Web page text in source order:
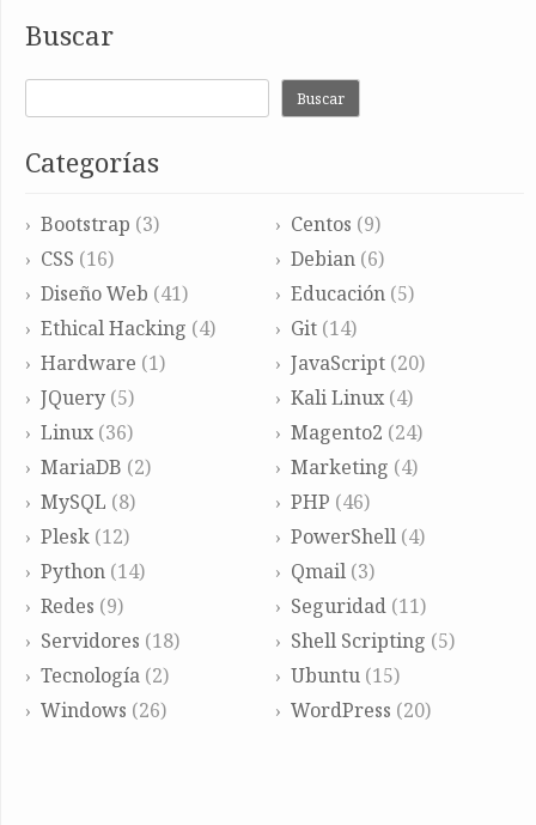
Buscar
Buscar
Categorías
Bootstrap (3) Centos (9)
CSS (16) Debian(6)
Diseño Web (41) Educación(5)
Ethical Hacking (4) Git(14)
Hardware (1) JavaScript(20)
JQuery (5) Kali Linux(4)
Linux (36) Magento2 (24)
MariaDB (2) Marketing (4)
MySQL (8) PHP (46)
Plesk (12) PowerShell(4)
Python (14) Qmail(3)
Redes (9) Seguridad(11)
Servidores (18) Shell Scripting (5)
Tecnología (2) Ubuntu(15)
Windows (26) WordPress (20)